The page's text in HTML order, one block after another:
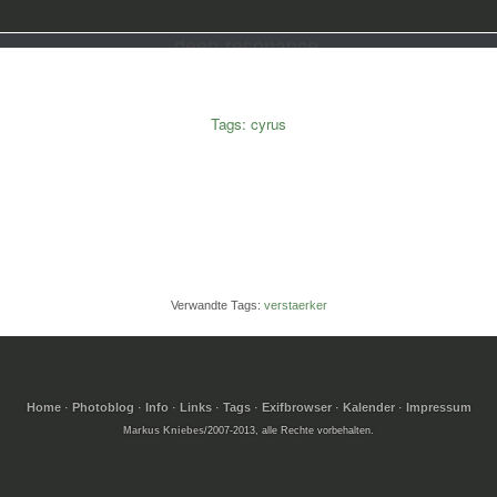
deep-resonance.
Tags: cyrus
Verwandte Tags: verstaerker
Home· Photoblog · Info · Links· Tags· Exifbrowser· Kalender· Impressum
Markus Kniebes/2007-2013, alle Rechte vorbehalten.